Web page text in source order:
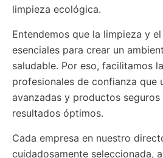
limpieza ecológica.
Entendemos que la limpieza y
esenciales para crear un
saludable. Por eso, facilitamos
profesionales de confianza que
avanzadas y productos
resultados óptimos.
Cada empresa en nuestro
cuidadosamente seleccionada,